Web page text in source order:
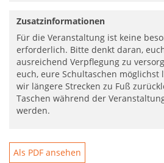
Zusatzinformationen
Für die Veranstaltung ist keine
erforderlich. Bitte denkt daran,
ausreichend Verpflegung zu
euch, eure Schultaschen möglichst
wir längere Strecken zu Fuß
Taschen während der
werden.
Als PDF ansehen